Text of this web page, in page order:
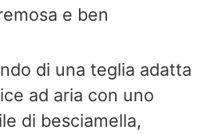
e ben
di una teglia adatta
ad aria con uno
di besciamella,